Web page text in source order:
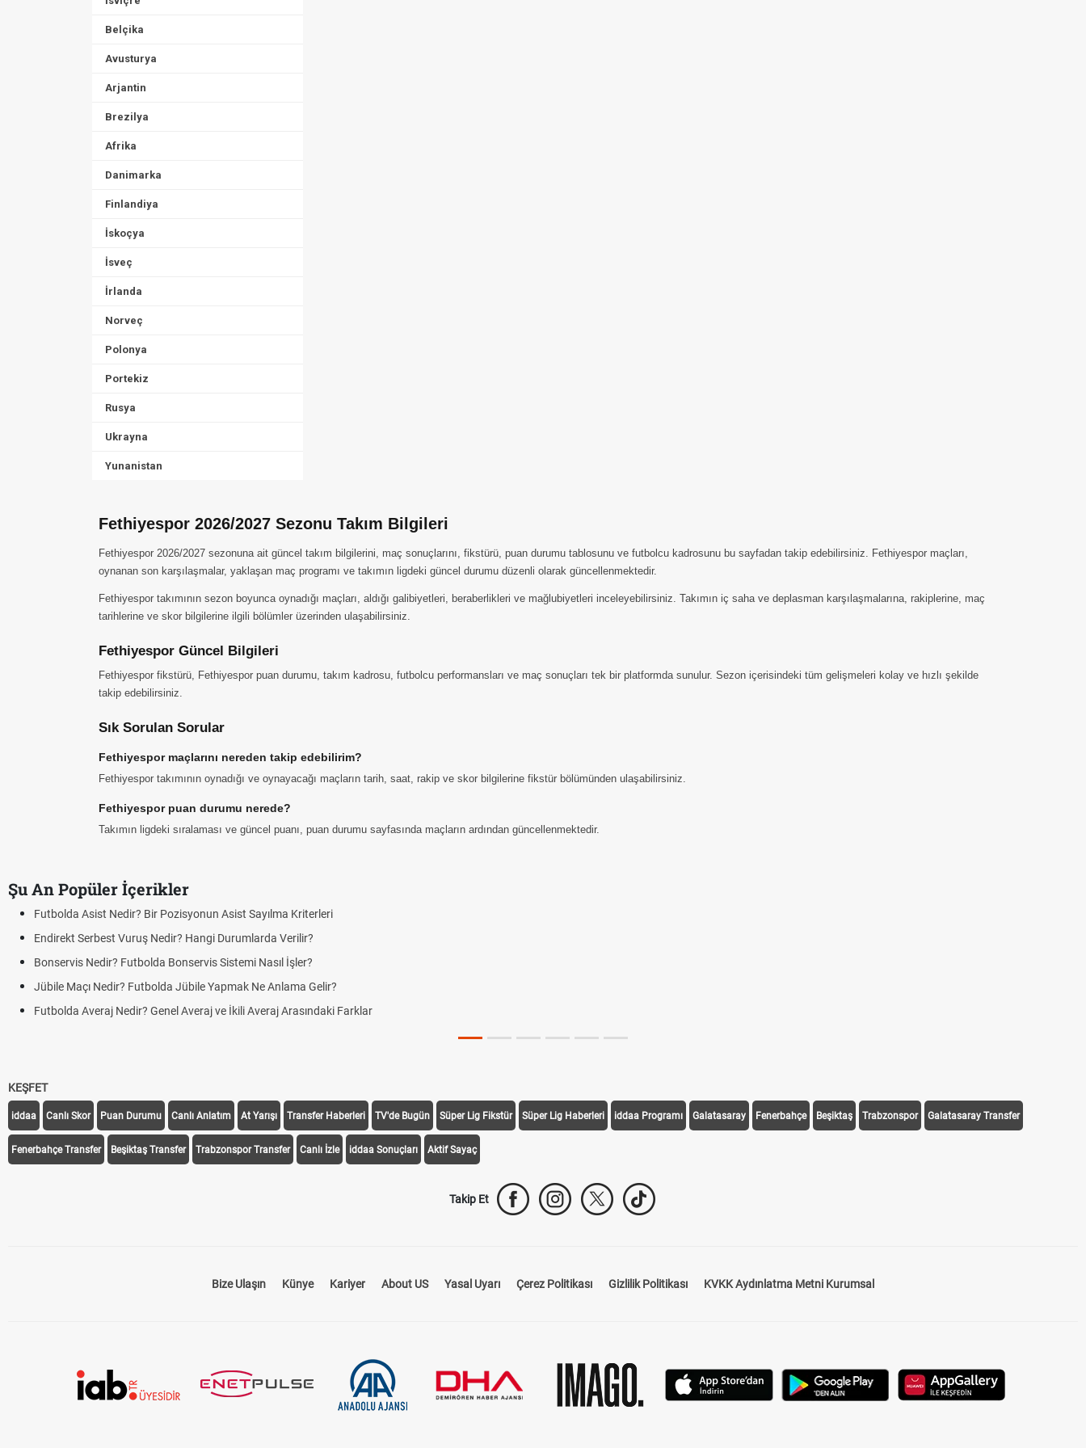
Belçika
Avusturya
Arjantin
Brezilya
Afrika
Danimarka
Finlandiya
İskoçya
İsveç
İrlanda
Norveç
Polonya
Portekiz
Rusya
Ukrayna
Yunanistan
Fethiyespor 2026/2027 Sezonu Takım Bilgileri
Fethiyespor 2026/2027 sezonuna ait güncel takım bilgilerini, maç sonuçlarını, fikstürü, puan durumu tablosunu ve futbolcu kadrosunu bu sayfadan takip edebilirsiniz. Fethiyespor maçları,
oynanan son karşılaşmalar, yaklaşan maç programı ve takımın ligdeki güncel durumu düzenli olarak güncellenmektedir.
Fethiyespor takımının sezon boyunca oynadığı maçları, aldığı galibiyetleri, beraberlikleri ve mağlubiyetleri inceleyebilirsiniz. Takımın iç saha ve deplasman karşılaşmalarına, rakiplerine, maç
tarihlerine ve skor bilgilerine ilgili bölümler üzerinden ulaşabilirsiniz.
Fethiyespor Güncel Bilgileri
Fethiyespor fikstürü, Fethiyespor puan durumu, takım kadrosu, futbolcu performansları ve maç sonuçları tek bir platformda sunulur. Sezon içerisindeki tüm gelişmeleri kolay ve hızlı şekilde
takip edebilirsiniz.
Sık Sorulan Sorular
Fethiyespor maçlarını nereden takip edebilirim?
Fethiyespor takımının oynadığı ve oynayacağı maçların tarih, saat, rakip ve skor bilgilerine fikstür bölümünden ulaşabilirsiniz.
Fethiyespor puan durumu nerede?
Takımın ligdeki sıralaması ve güncel puanı, puan durumu sayfasında maçların ardından güncellenmektedir.
Şu An Popüler İçerikler
Futbolda Asist Nedir? Bir Pozisyonun Asist Sayılma Kriterleri
Endirekt Serbest Vuruş Nedir? Hangi Durumlarda Verilir?
Bonservis Nedir? Futbolda Bonservis Sistemi Nasıl İşler?
Jübile Maçı Nedir? Futbolda Jübile Yapmak Ne Anlama Gelir?
Futbolda Averaj Nedir? Genel Averaj ve İkili Averaj Arasındaki Farklar
KEŞFET
iddaa Canlı Skor Puan Durumu Canlı Anlatım At Yarışı Transfer Haberleri TV'de Bugün Süper Lig Fikstür Süper Lig Haberleri iddaa Programı Galatasaray Fenerbahçe Beşiktaş Trabzonspor Galatasaray Transfer
Fenerbahçe Transfer Beşiktaş Transfer Trabzonspor Transfer Canlı İzle iddaa Sonuçları Aktif Sayaç
Takip Et
Bize Ulaşın Künye Kariyer About US Yasal Uyarı Çerez Politikası Gizlilik Politikası KVKK Aydınlatma Metni Kurumsal